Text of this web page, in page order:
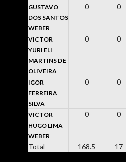
GUSTAVO
DOS SANTOS
WEBER
0 0
VICTOR
YURI ELI
MARTINS DE
OLIVEIRA
0 0
IGOR
FERREIRA
SILVA
0 0
VICTOR
HUGO LIMA
WEBER
0 0
Total 168.5 17